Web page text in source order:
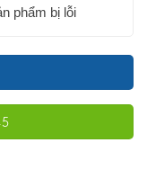
phẩm bị lỗi